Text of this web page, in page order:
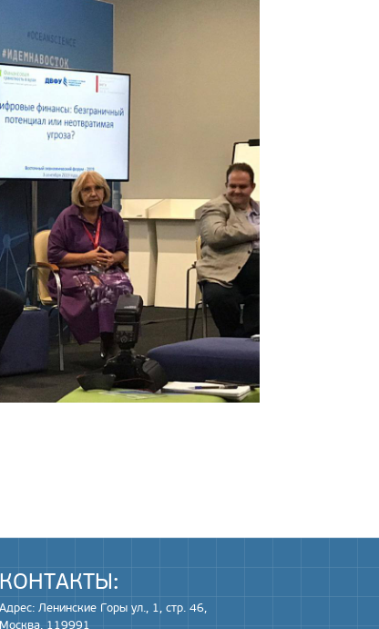
КОНТАКТЫ:
Адрес: Ленинские Горы ул., 1, стр. 46,
Москва, 119991